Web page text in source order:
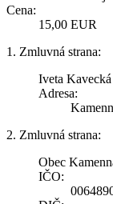
Cena:
15,00 EUR
1. Zmluvná strana:
Iveta Kavecká
Adresa:
2. Zmluvná strana:
Obec
IČO: